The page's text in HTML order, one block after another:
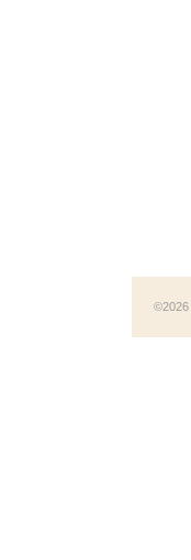
©2026